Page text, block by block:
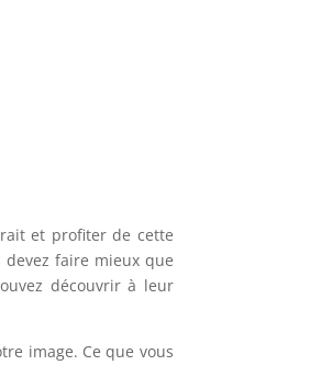
et profiter de cette
faire mieux que
découvrir à leur
image. Ce que vous